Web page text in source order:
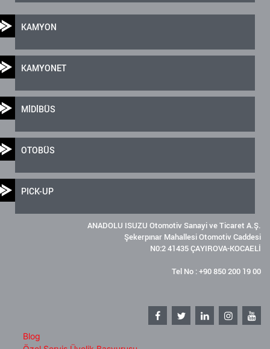
KAMYON
KAMYONET
MİDİBÜS
OTOBÜS
PICK-UP
ANADOLU ISUZU Otomotiv Sanayi ve Ticaret A.Ş.
Şekerpınar Mahallesi Otomotiv Caddesi
N0:2 41435 ÇAYIROVA-KOCAELİ
Tel No : +90 850 200 19 00
Blog